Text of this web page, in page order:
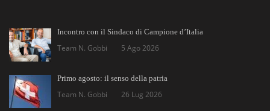
Incontro con il Sindaco di Campione d’Italia
Team N. Gobbi 5 Ago 2026
Primo agosto: il senso della patria
Team N. Gobbi 26 Lug 2026